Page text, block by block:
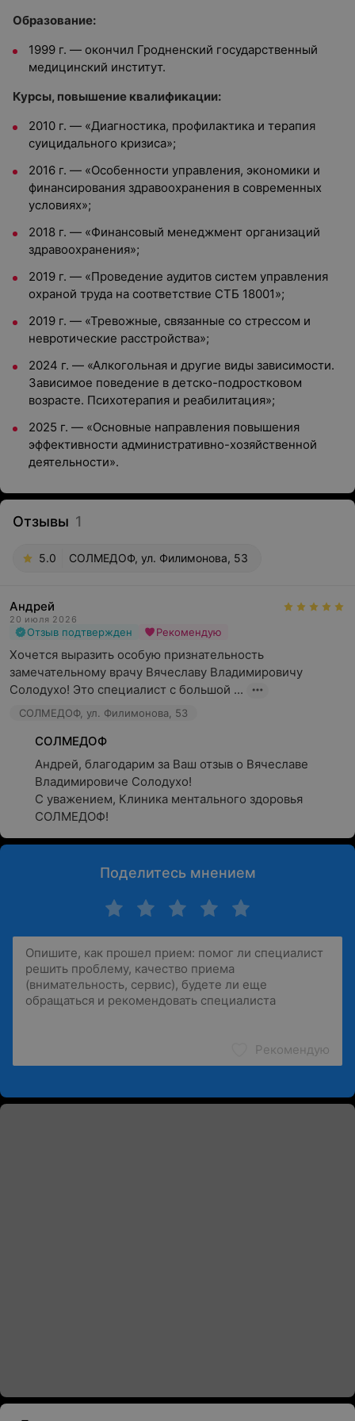
Образование:
1999 г. — окончил Гродненский государственный
медицинский институт.
Курсы, повышение квалификации:
2010 г. — «Диагностика, профилактика и терапия
суицидального кризиса»;
2016 г. — «Особенности управления, экономики и
финансирования здравоохранения в современных
условиях»;
2018 г. — «Финансовый менеджмент организаций
здравоохранения»;
2019 г. — «Проведение аудитов систем управления
охраной труда на соответствие СТБ 18001»;
2019 г. — «Тревожные, связанные со стрессом и
невротические расстройства»;
2024 г. — «Алкогольная и другие виды зависимости.
Зависимое поведение в детско-подростковом
возрасте. Психотерапия и реабилитация»;
2025 г. — «Основные направления повышения
эффективности административно-хозяйственной
деятельности».
Отзывы 1
5.0 СОЛМЕДОФ, ул. Филимонова, 53
Андрей
20 июля 2026
Отзыв подтвержден Рекомендую
Хочется выразить особую признательность
замечательному врачу Вячеславу Владимировичу
Солодухо! Это специалист с большой ...
СОЛМЕДОФ, ул. Филимонова, 53
СОЛМЕДОФ
Андрей, благодарим за Ваш отзыв о Вячеславе
Владимировиче Солодухо!
С уважением, Клиника ментального здоровья
СОЛМЕДОФ!
Поделитесь мнением
Рекомендую